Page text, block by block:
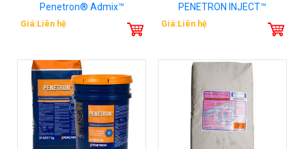
Penetron® Admix™
Giá:Liên hệ
PENETRON INJECT™
Giá:Liên hệ